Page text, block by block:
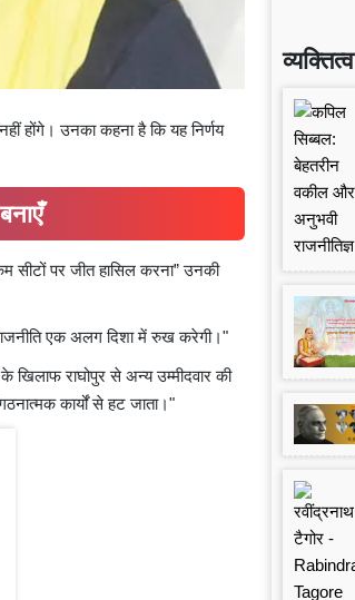
होंगे। उनका कहना है कि यह निर्णय
सीटों पर जीत हासिल करना” उनकी
राजनीति एक अलग दिशा में रुख करेगी।"
खिलाफ राघोपुर से अन्य उम्मीदवार की
कार्यों से हट जाता।"
व्यक्तित्व